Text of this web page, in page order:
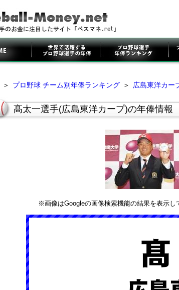
＞ プロ野球 チーム別年俸ランキング ＞ 広島東洋カー
髙太一選手(広島東洋カープ)の年俸情報
※画像はGoogleの画像検索機能の結果を表示し